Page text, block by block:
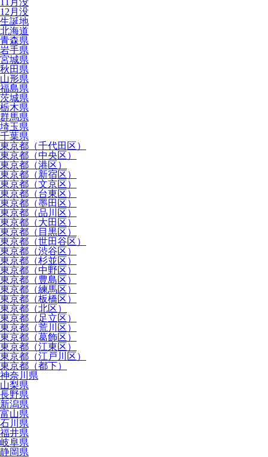
11月没
12月没
生誕地
北海道
青森県
岩手県
宮城県
秋田県
山形県
福島県
茨城県
栃木県
群馬県
埼玉県
千葉県
東京都（千代田区）
東京都（中央区）
東京都（港区）
東京都（新宿区）
東京都（文京区）
東京都（台東区）
東京都（墨田区）
東京都（品川区）
東京都（大田区）
東京都（目黒区）
東京都（世田谷区）
東京都（渋谷区）
東京都（杉並区）
東京都（中野区）
東京都（豊島区）
東京都（練馬区）
東京都（板橋区）
東京都（北区）
東京都（足立区）
東京都（荒川区）
東京都（葛飾区）
東京都（江東区）
東京都（江戸川区）
東京都（都下）
神奈川県
山梨県
長野県
新潟県
富山県
石川県
福井県
岐阜県
静岡県